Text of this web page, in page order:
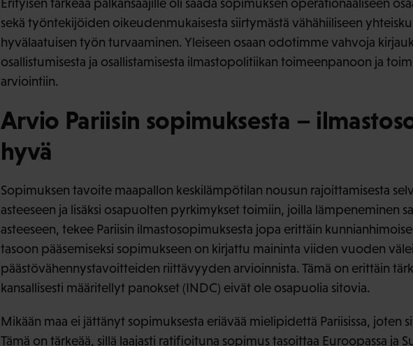
sekä työntekijöiden oikeudenmukaisesta siirtymästä vähähiiliseen
hyvälaatuisen työn turvaaminen. Yleiseen osaan odotimme vahvoja
osallistumisesta ja osallistamisesta ilmastopolitiikan toimeenpanoon ja
arviointiin.
Arvio Pariisin sopimuksesta –
hyvä
Sopimuksen tavoite maapallon keskilämpötilan nousun rajoittamisesta
asteeseen ja lisäksi osapuolten pyrkimykset toimiin, joilla lämpeneminen
asteeseen, tekee Pariisin ilmastosopimuksesta jopa erittäin
tasoon pääsemiseksi sopimukseen on kirjattu maininta viiden vuoden
päästövähennystavoitteiden riittävyyden arvioinnista. Tämä on erittäin
kansallisesti määritellyt panokset (INDC) eivät ole osapuolia sitovia.
Mikään maa ei jättänyt sopimuksesta eriävää mielipidettä Pariisissa, joten
Tämä on tärkeää, sillä laajasti ratifioituna sopimus tasoittaa Euroopassa ja